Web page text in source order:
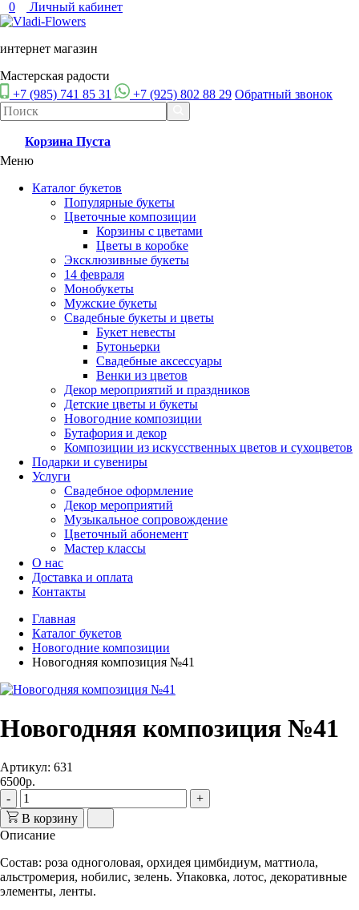
0 Личный кабинет
интернет магазин
Мастерская радости
+7 (985) 741 85 31
+7 (925) 802 88 29 Обратный звонок
Корзина Пуста
Меню
Каталог букетов
Популярные букеты
Цветочные композиции
Корзины с цветами
Цветы в коробке
Эксклюзивные букеты
14 февраля
Монобукеты
Мужские букеты
Свадебные букеты и цветы
Букет невесты
Бутоньерки
Свадебные аксессуары
Венки из цветов
Декор мероприятий и праздников
Детские цветы и букеты
Новогодние композиции
Бутафория и декор
Композиции из искусственных цветов и сухоцветов
Подарки и сувениры
Услуги
Свадебное оформление
Декор мероприятий
Музыкальное сопровождение
Цветочный абонемент
Мастер классы
О нас
Доставка и оплата
Контакты
Главная
Каталог букетов
Новогодние композиции
Новогодняя композиция №41
Новогодняя композиция №41
Артикул: 631
6500р.
-
+
В корзину
Описание
Состав: роза одноголовая, орхидея цимбидиум, маттиола,
альстромерия, нобилис, зелень. Упаковка, лотос, декоративные
элементы, ленты.